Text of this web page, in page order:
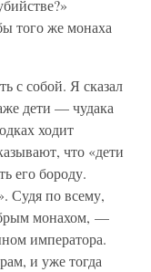
того же монаха
с собой. Я сказал
дети — чудака
ходит
что «дети
его бороду.
Судя по всему,
монахом, —
императора.
и уже тогда